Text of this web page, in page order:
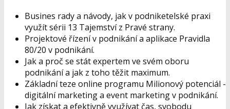
Busines rady a návody, jak v podniketelské praxi
využít sérii 13 Tajemství z Pravé strany.
Projektové řízení v podnikání a aplikace Pravidla
80/20 v podnikání.
Jak a proč se stát expertem ve svém oboru
podnikání a jak z toho těžit maximum.
Základní teze online programu Milionový potenciál -
digitální marketing a event marketing v podnikání.
Jak získat a efektivně využívat čas, svobodu